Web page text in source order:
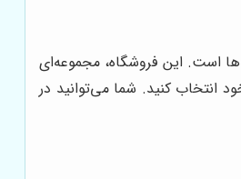
است. این فروشگاه، مجموعه‌ای
انتخاب کنید. شما می‌توانید در